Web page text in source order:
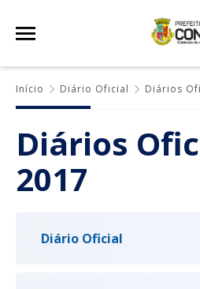
Início Diário Oficial Diários
Diários
2017
Diário Oficial